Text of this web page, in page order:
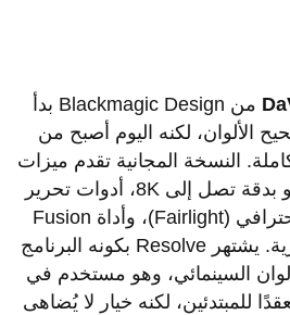
من Blackmagic Design بدأ
الألوان، لكنه اليوم أصبح من
النسخة المجانية تقدم ميزات
مذهلة تشمل دعم فيديو بدقة تصل إلى 8K، أدوات تحرير
متقدمة، محرر صوت احترافي (Fairlight)، وأداة Fusion
لصناعة المؤثرات البصرية. يشتهر Resolve بكونه البرنامج
السينمائي، وهو مستخدم في
للمبتدئين، لكنه خيار لا يُضاهى